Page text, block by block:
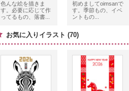
色んな絵を描きま
す。必要に応じて作
ってるもの、落書...
初めましてoimsanで
す。季節もの、イベ
ントもの...
お気に入りイラスト (70)